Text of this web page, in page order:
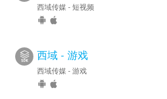
西域传媒 - 短视频
西域 - 游戏
西域传媒 - 游戏